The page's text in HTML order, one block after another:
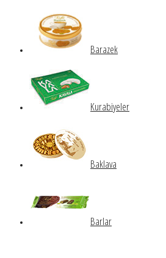
Barazek
Kurabiyeler
Baklava
Barlar